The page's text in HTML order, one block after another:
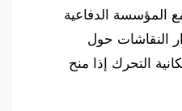
المؤسسة الدفاعية
النقاشات حول
التحرك إذا منح